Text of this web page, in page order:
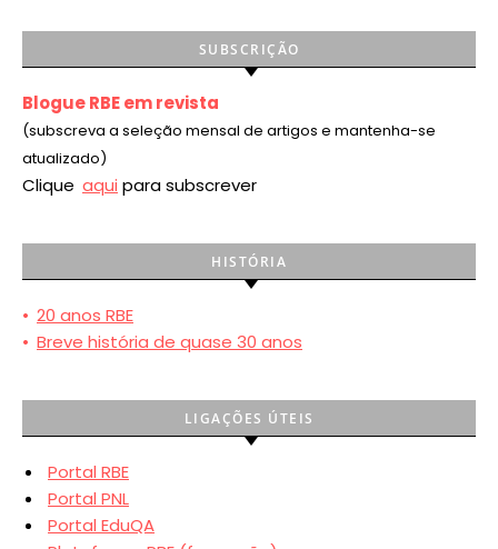
SUBSCRIÇÃO
Blogue RBE em revista
(subscreva a seleção mensal de artigos e mantenha-se
atualizado)
Clique aqui para subscrever
HISTÓRIA
• 20 anos RBE
• Breve história de quase 30 anos
LIGAÇÕES ÚTEIS
Portal RBE
Portal PNL
Portal EduQA